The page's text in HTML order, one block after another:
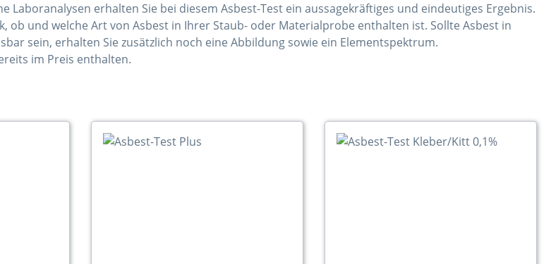
Laboranalysen erhalten Sie bei diesem Asbest-Test ein aussagekräftiges und eindeutiges Ergebnis.
ob und welche Art von Asbest in Ihrer Staub- oder Materialprobe enthalten ist. Sollte Asbest in
sein, erhalten Sie zusätzlich noch eine Abbildung sowie ein Elementspektrum.
im Preis enthalten.